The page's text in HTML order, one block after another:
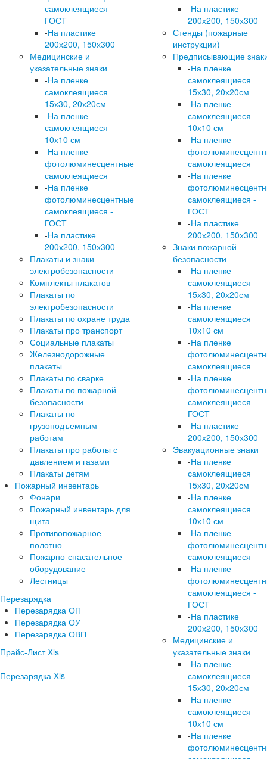
самоклеящиеся -
ГОСТ
-На пластике
200х200, 150х300
Медицинские и
указательные знаки
-На пленке
самоклеящиеся
15х30, 20х20см
-На пленке
самоклеящиеся
10х10 см
-На пленке
фотолюминесцентные
самоклеящиеся
-На пленке
фотолюминесцентные
самоклеящиеся -
ГОСТ
-На пластике
200х200, 150х300
Плакаты и знаки
электробезопасности
Комплекты плакатов
Плакаты по
электробезопасности
Плакаты по охране труда
Плакаты про транспорт
Социальные плакаты
Железнодорожные
плакаты
Плакаты по сварке
Плакаты по пожарной
безопасности
Плакаты по
грузоподъемным
работам
Плакаты про работы с
давлением и газами
Плакаты детям
Пожарный инвентарь
Фонари
Пожарный инвентарь для
щита
Противопожарное
полотно
Пожарно-спасательное
оборудование
Лестницы
Перезарядка
Перезарядка ОП
Перезарядка ОУ
Перезарядка ОВП
Прайс-Лист Xls
Перезарядка Xls
-На пластике
200х200, 150х300
Стенды (пожарные
инструкции)
Предписывающие
-На пленке
самоклеящиеся
15х30, 20х20см
-На пленке
самоклеящиеся
10х10 см
-На пленке
самоклеящиеся
-На пленке
самоклеящиеся -
ГОСТ
-На пластике
200х200, 150х300
Знаки пожарной
безопасности
-На пленке
самоклеящиеся
15х30, 20х20см
-На пленке
самоклеящиеся
10х10 см
-На пленке
самоклеящиеся
-На пленке
самоклеящиеся -
ГОСТ
-На пластике
200х200, 150х300
Эвакуационные знаки
-На пленке
самоклеящиеся
15х30, 20х20см
-На пленке
самоклеящиеся
10х10 см
-На пленке
самоклеящиеся
-На пленке
самоклеящиеся -
ГОСТ
-На пластике
200х200, 150х300
Медицинские и
указательные знаки
-На пленке
самоклеящиеся
15х30, 20х20см
-На пленке
самоклеящиеся
10х10 см
-На пленке